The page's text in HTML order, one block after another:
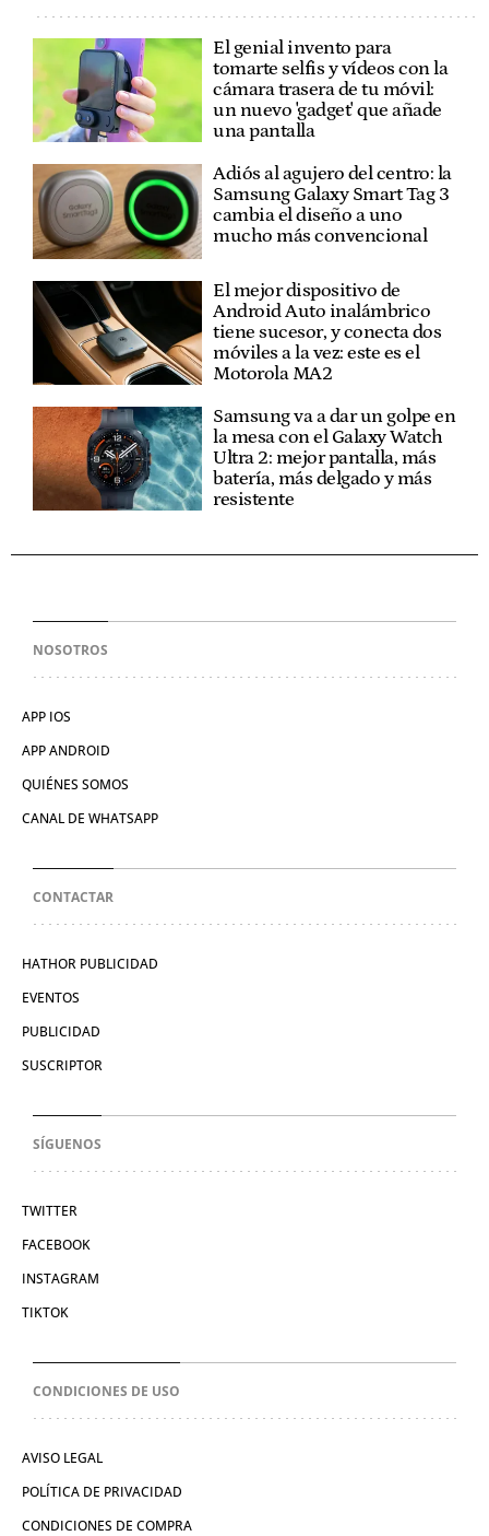
El genial invento para
tomarte selfis y vídeos con la
cámara trasera de tu móvil:
un nuevo 'gadget' que añade
una pantalla
Adiós al agujero del centro: la
Samsung Galaxy Smart Tag 3
cambia el diseño a uno
mucho más convencional
El mejor dispositivo de
Android Auto inalámbrico
tiene sucesor, y conecta dos
móviles a la vez: este es el
Motorola MA2
Samsung va a dar un golpe en
la mesa con el Galaxy Watch
Ultra 2: mejor pantalla, más
batería, más delgado y más
resistente
NOSOTROS
APP IOS
APP ANDROID
QUIÉNES SOMOS
CANAL DE WHATSAPP
CONTACTAR
HATHOR PUBLICIDAD
EVENTOS
PUBLICIDAD
SUSCRIPTOR
SÍGUENOS
TWITTER
FACEBOOK
INSTAGRAM
TIKTOK
CONDICIONES DE USO
AVISO LEGAL
POLÍTICA DE PRIVACIDAD
CONDICIONES DE COMPRA